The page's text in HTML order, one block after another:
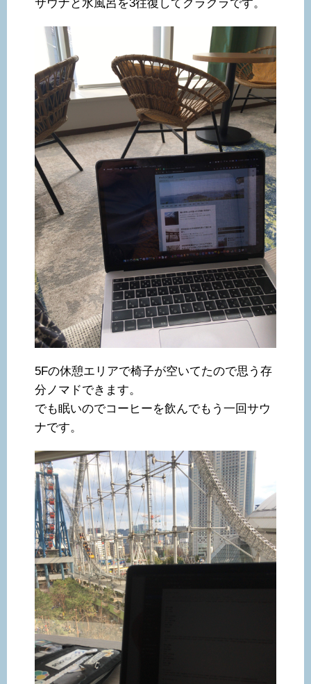
サウナと水風呂を3往復してクラクラです。
5Fの休憩エリアで椅子が空いてたので思う存
分ノマドできます。
でも眠いのでコーヒーを飲んでもう一回サウ
ナです。